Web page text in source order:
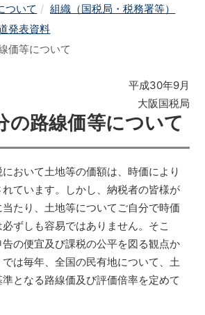
ついて
組織（国税局・税務署等）
発表資料
価等について
平成30年9月
大阪国税局
の路線価等について
おいて土地等の価額は、時価により
ています。しかし、納税者の皆様が
たり、土地等についてご自分で時価
ずしも容易ではありません。そこ
の便宜及び課税の公平を図る観点か
は毎年、全国の民有地について、土
となる路線価及び評価倍率を定めて